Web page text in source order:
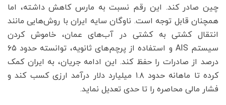
چین صادر کند. این رقم نسبت به مارس کاهش داشته، اما
همچنان قابل توجه است. ناوگان سایه ایران با روش‌هایی مانند
انتقال کشتی به کشتی در آب‌های عمان، خاموش کردن
سیستم AIS و استفاده از پرچم‌های ثانویه، توانسته حدود ۶۵
درصد از صادرات را حفظ کند. این ادامه جریان، به ایران کمک
کرده تا ماهانه حدود ۱.۸ میلیارد دلار درآمد ارزی کسب کند و
فشار مالی محاصره را تا حدی تعدیل نماید.